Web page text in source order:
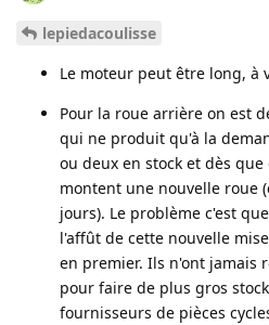
lepiedacoulisse
Le moteur peut être long, à
Pour la roue arrière on est
qui ne produit qu'à la
ou deux en stock et dès
montent une nouvelle roue
jours). Le problème c'est
l'affût de cette nouvelle
en premier. Ils n'ont jamais
pour faire de plus gros
fournisseurs de pièces